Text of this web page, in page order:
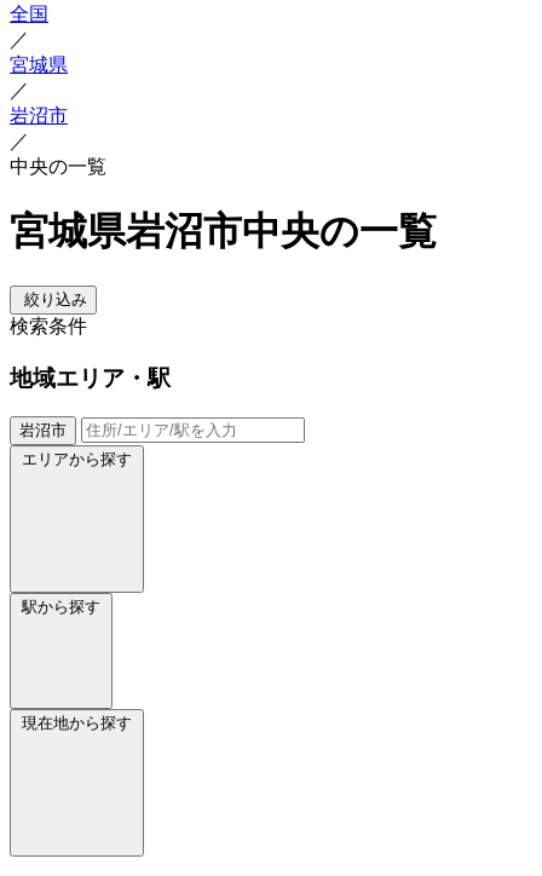
全国
／
宮城県
／
岩沼市
／
中央の一覧
宮城県岩沼市中央の一覧
絞り込み
検索条件
地域エリア・駅
岩沼市
エリアから探す
駅から探す
現在地から探す